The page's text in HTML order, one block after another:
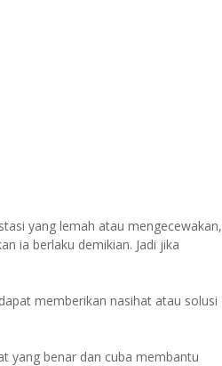
yang lemah atau mengecewakan,
ia berlaku demikian. Jadi jika
memberikan nasihat atau solusi
yang benar dan cuba membantu